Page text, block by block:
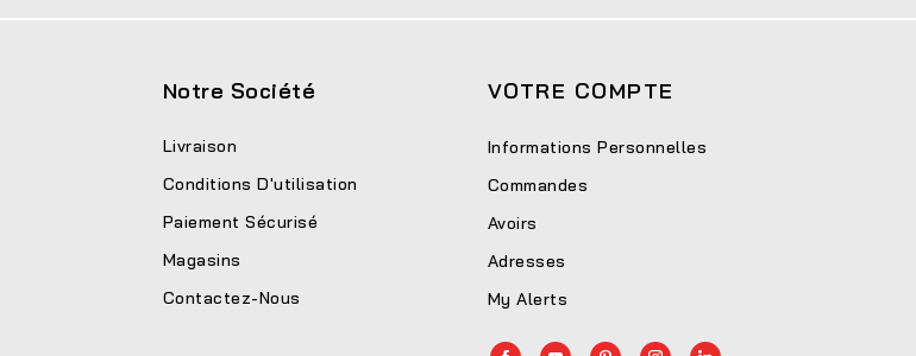
Notre Société
Livraison
Conditions D'utilisation
Paiement Sécurisé
Magasins
Contactez-Nous
VOTRE COMPTE
Informations Personnelles
Commandes
Avoirs
Adresses
My Alerts